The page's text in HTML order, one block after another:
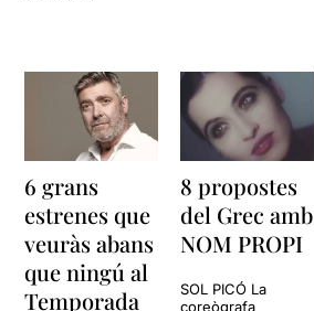
6 grans
estrenes que
veuràs abans
que ningú al
Temporada
8 propostes
del Grec amb
NOM PROPI
SOL PICÓ La
coreògrafa